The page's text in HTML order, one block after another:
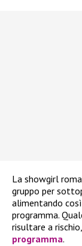
La showgirl
gruppo per
alimentando
programma.
risultare a
programma.